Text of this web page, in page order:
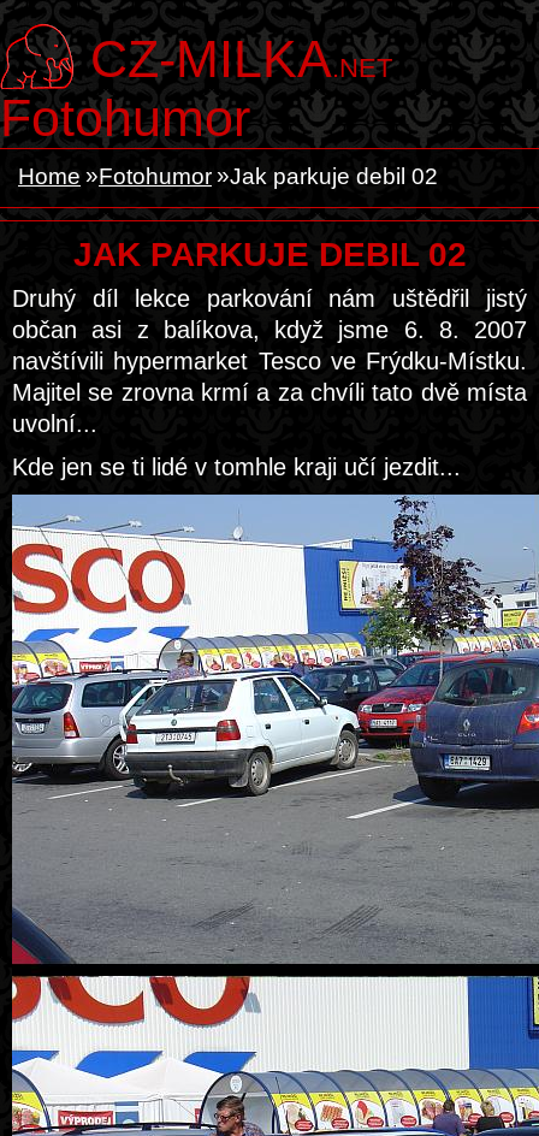
CZ-MILKA.NET
Fotohumor
Home Fotohumor Jak parkuje debil 02
JAK PARKUJE DEBIL 02
Druhý díl lekce parkování nám uštědřil jistý
občan asi z balíkova, když jsme 6. 8. 2007
navštívili hypermarket Tesco ve Frýdku-Místku.
Majitel se zrovna krmí a za chvíli tato dvě místa
uvolní...
Kde jen se ti lidé v tomhle kraji učí jezdit...